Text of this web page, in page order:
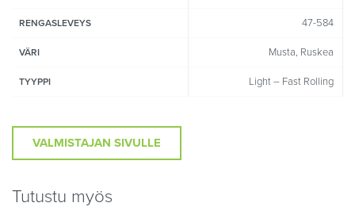
RENGASLEVEYS 47-584
VÄRI Musta, Ruskea
TYYPPI Light – Fast Rolling
VALMISTAJAN SIVULLE
Tutustu myös